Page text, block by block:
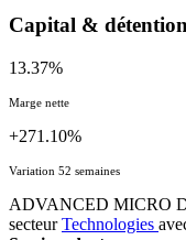
Capital & détention
13.37%
Marge nette
+271.10%
Variation 52 semaines
ADVANCED MICRO
secteurTechnologies